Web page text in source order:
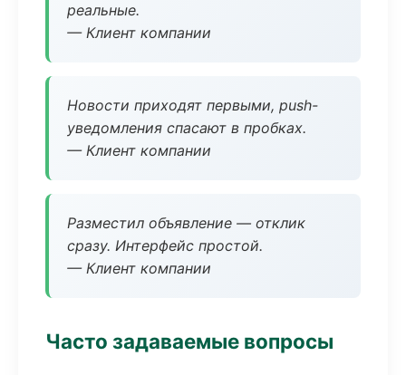
реальные.
— Клиент компании
Новости приходят первыми, push-
уведомления спасают в пробках.
— Клиент компании
Разместил объявление — отклик
сразу. Интерфейс простой.
— Клиент компании
Часто задаваемые вопросы